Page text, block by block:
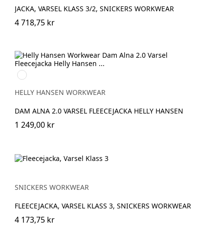
JACKA, VARSEL KLASS 3/2, SNICKERS WORKWEAR
4 718,75 kr
360
YELLOW
HELLY HANSEN WORKWEAR
DAM ALNA 2.0 VARSEL FLEECEJACKA HELLY HANSEN
1 249,00 kr
SNICKERS WORKWEAR
FLEECEJACKA, VARSEL KLASS 3, SNICKERS WORKWEAR
4 173,75 kr